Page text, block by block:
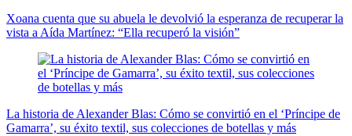
Xoana cuenta que su abuela le devolvió la esperanza de recuperar la
vista a Aída Martínez: “Ella recuperó la visión”
La historia de Alexander Blas: Cómo se convirtió en el ‘Príncipe de
Gamarra’, su éxito textil, sus colecciones de botellas y más